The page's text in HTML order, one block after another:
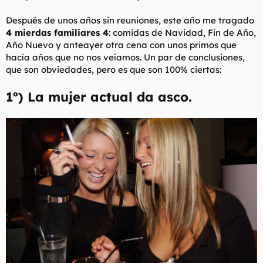
t
e
m
a
o
Después de unos años sin reuniones, este año me tragado
4 mierdas familiares 4: comidas de Navidad, Fin de Año,
Año Nuevo y anteayer otra cena con unos primos que
hacía años que no nos veíamos. Un par de conclusiones,
que son obviedades, pero es que son 100% ciertas:
1º) La mujer actual da asco.